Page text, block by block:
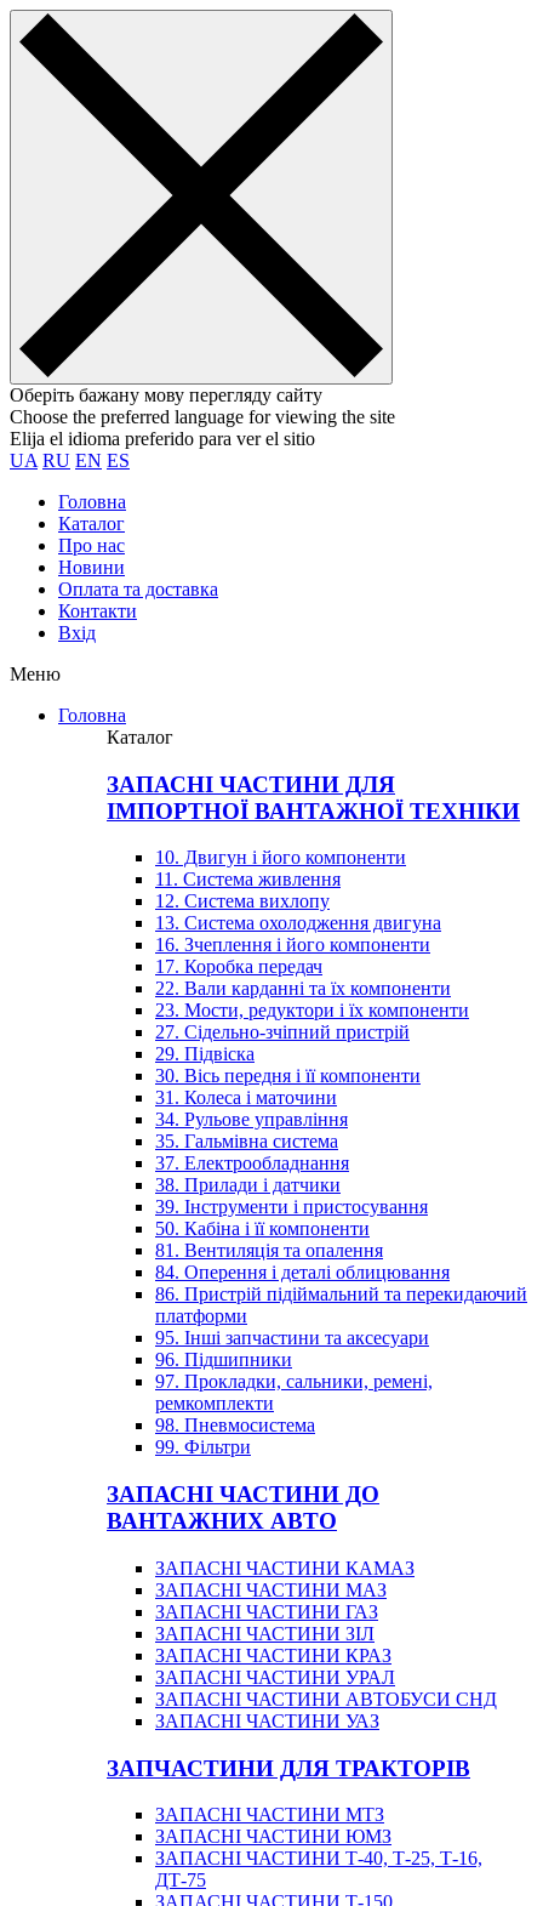
Оберіть бажану мову перегляду сайту
Choose the preferred language for viewing the site
Elija el idioma preferido para ver el sitio
UA RU EN ES
Головна
Каталог
Про нас
Новини
Оплата та доставка
Контакти
Вхiд
Меню
Головна
Каталог
ЗАПАСНІ ЧАСТИНИ ДЛЯ
ІМПОРТНОЇ ВАНТАЖНОЇ ТЕХНІКИ
10. Двигун і його компоненти
11. Система живлення
12. Система вихлопу
13. Система охолодження двигуна
16. Зчеплення і його компоненти
17. Коробка передач
22. Вали карданні та їх компоненти
23. Мости, редуктори і їх компоненти
27. Сідельно-зчіпний пристрій
29. Підвіска
30. Вісь передня і її компоненти
31. Колеса і маточини
34. Рульове управління
35. Гальмівна система
37. Електрообладнання
38. Прилади і датчики
39. Інструменти і пристосування
50. Кабіна і її компоненти
81. Вентиляція та опалення
84. Оперення і деталі облицювання
86. Пристрій підіймальний та перекидаючий
платформи
95. Інші запчастини та аксесуари
96. Підшипники
97. Прокладки, сальники, ремені,
ремкомплекти
98. Пневмосистема
99. Фільтри
ЗАПАСНІ ЧАСТИНИ ДО
ВАНТАЖНИХ АВТО
ЗАПАСНІ ЧАСТИНИ КАМАЗ
ЗАПАСНІ ЧАСТИНИ МАЗ
ЗАПАСНІ ЧАСТИНИ ГАЗ
ЗАПАСНІ ЧАСТИНИ ЗІЛ
ЗАПАСНІ ЧАСТИНИ КРАЗ
ЗАПАСНІ ЧАСТИНИ УРАЛ
ЗАПАСНІ ЧАСТИНИ АВТОБУСИ СНД
ЗАПАСНІ ЧАСТИНИ УАЗ
ЗАПЧАСТИНИ ДЛЯ ТРАКТОРІВ
ЗАПАСНІ ЧАСТИНИ МТЗ
ЗАПАСНІ ЧАСТИНИ ЮМЗ
ЗАПАСНІ ЧАСТИНИ Т-40, Т-25, Т-16,
ДТ-75